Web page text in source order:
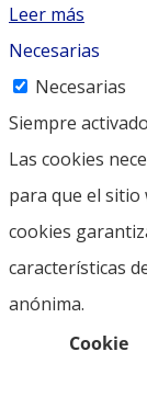
Leer más
Necesarias
Necesarias
Siempre activado
Las cookies
para que el sitio
cookies
características
anónima.
Cookie